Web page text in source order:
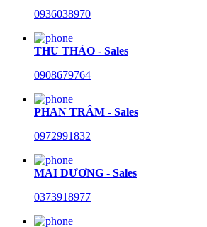
0936038970
THU THẢO - Sales
0908679764
PHAN TRÂM - Sales
0972991832
MAI DƯƠNG - Sales
0373918977